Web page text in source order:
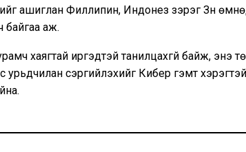
ашиглан Филлипин, Индонез зэрэг Зүүн
байгаа аж.
хаягтай иргэдтэй танилцахгүй байж, энэ
урьдчилан сэргийлэхийг Кибер гэмт